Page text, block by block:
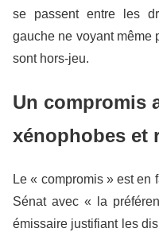
se passent entre les
gauche ne voyant même
sont hors-jeu.
Un compromis
xénophobes et
Le « compromis » est en
Sénat avec « la
émissaire justifiant les